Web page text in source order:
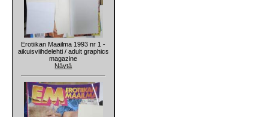
Erotiikan Maailma 1993 nr 1 -
aikuisviihdelehti / adult graphics
magazine
Näytä